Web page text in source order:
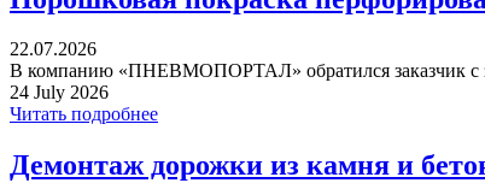
22.07.2026
В компанию «ПНЕВМОПОРТАЛ» обратился заказчик с
24 July 2026
Читать подробнее
Демонтаж дорожки из камня и